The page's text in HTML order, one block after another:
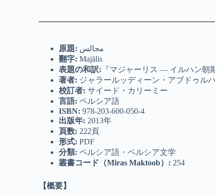
原題: مجالس
翻字: Majālis
表題の和訳: 『マジャーリス ― イルハン朝
著者: ジャラールッディーン・アブドゥル
校訂者: サイード・カリーミー
言語: ペルシア語
ISBN: 978-203-600-050-4
出版年: 2013年
頁数: 222頁
形式: PDF
分類: ペルシア語・ペルシア文学
叢書コード（Miras Maktoob） : 254
【概要】